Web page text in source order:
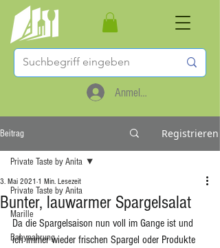
Anmelden
Beitrag Registrieren
Private Taste by Anita
Marille
Babynahrung
Private Taste by Anita
Bunter, lauwarmer Spargelsalat
3. Mai 2021 1 Min. Lesezeit
Da die Spargelsaison nun voll im Gange ist und
ich immer wieder frischen Spargel oder Produkte